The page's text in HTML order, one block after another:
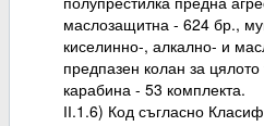
маслозащитна - 624 бр.,
киселинно-, алкално- и
предпазен колан за
карабина - 53 комплекта.
ІІ.1.6) Код съгласно